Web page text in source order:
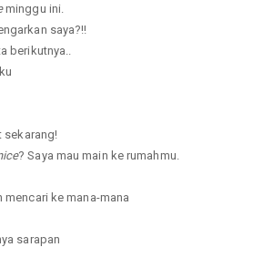
minggu ini.
saya?!!
berikutnya..
sekarang!
? Saya mau main ke rumahmu.
mencari ke mana-mana
sarapan